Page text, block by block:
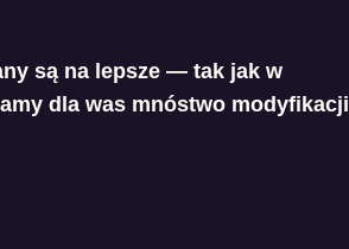
są na lepsze — tak jak w
dla was mnóstwo modyfikacji